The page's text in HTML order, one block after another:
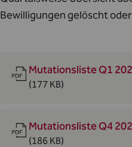
Bewilligungen gelöscht
Mutationsliste Q1
(177 KB)
Mutationsliste Q4
(186 KB)